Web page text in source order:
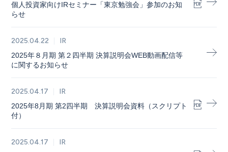
個人投資家向けIRセミナー「東京勉強会」参加のお知
らせ
2025.04.22 IR
2025年８月期 第２四半期 決算説明会WEB動画配信等
に関するお知らせ
2025.04.17 IR
2025年8月期 第2四半期 決算説明会資料（スクリプト
付）
2025.04.17 IR